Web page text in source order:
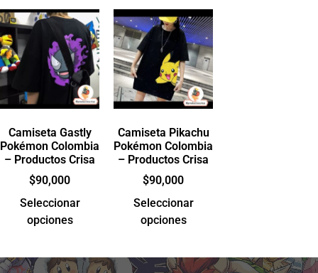
Camiseta Gastly
Pokémon Colombia
– Productos Crisa
$90,000
Seleccionar
opciones
Camiseta Pikachu
Pokémon Colombia
– Productos Crisa
$90,000
Seleccionar
opciones